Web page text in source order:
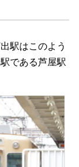
駅はこのよう
である芦屋駅